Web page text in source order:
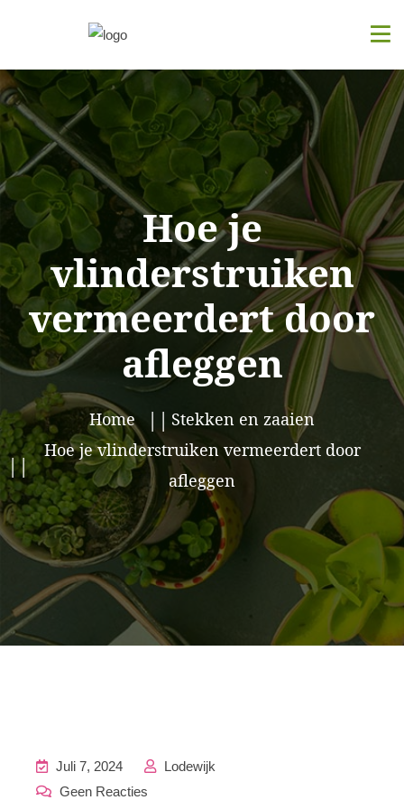
Hoe je
vlinderstruiken
vermeerdert door
afleggen
Home
Stekken en zaaien
Hoe je vlinderstruiken vermeerdert door
afleggen
Juli 7, 2024
Lodewijk
Geen Reacties